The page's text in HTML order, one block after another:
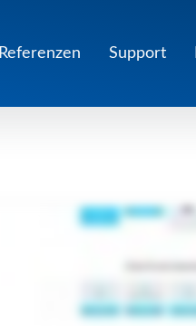
Referenzen Support